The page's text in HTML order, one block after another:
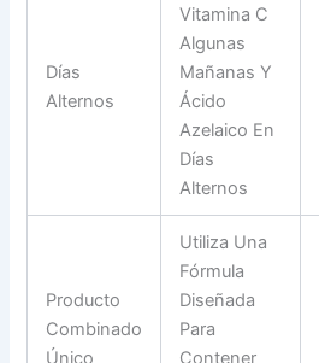
Días
Alternos
Vitamina C
Algunas
Mañanas Y
Ácido
Azelaico En
Días
Alternos
Producto
Combinado
Único
Utiliza Una
Fórmula
Diseñada
Para
Contener